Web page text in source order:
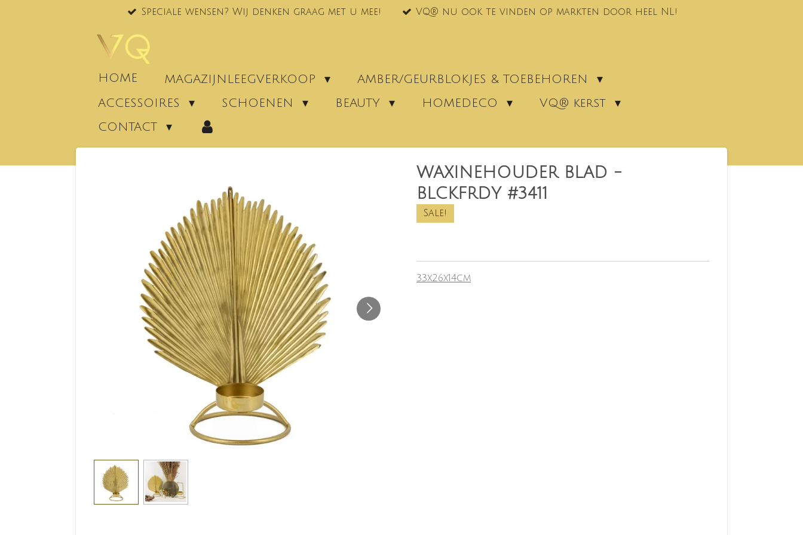
Speciale wensen? Wij denken graag met u mee! VQ® nu ook te vinden op markten door heel NL!
HOME MAGAZIJNLEEGVERKOOP
AMBER/GEURBLOKJES & TOEBEHOREN
ACCESSOIRES
SCHOENEN BEAUTY HOMEDECO
VQ® kerst
CONTACT
WAXINEHOUDER BLAD -
BLCKFRDY #3411
Sale!
33x26x14cm